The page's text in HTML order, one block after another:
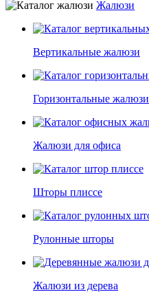
Жалюзи
Вертикальные жалюзи
Горизонтальные жалюзи
Жалюзи для офиса
Шторы плиссе
Рулонные шторы
Жалюзи из дерева